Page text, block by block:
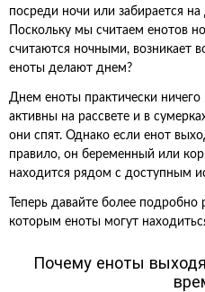
посреди ночи или забирается
Поскольку мы считаем енотов
считаются ночными, возникает
еноты делают днем?
Днем еноты практически
активны на рассвете и в
они спят. Однако если енот
правило, он беременный или
находится рядом с доступным
Теперь давайте более
которым еноты могут
Почему еноты